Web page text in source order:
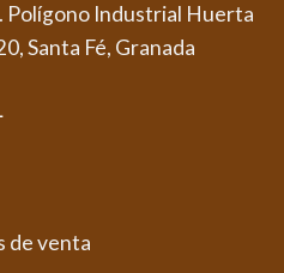
Polígono Industrial Huerta
Santa Fé, Granada
de venta